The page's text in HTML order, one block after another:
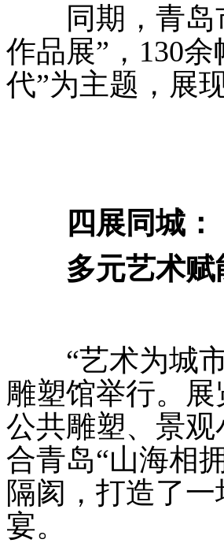
同期，青岛市
作品展”，130
代”为主题，展
四展同城：
多元艺术赋
“艺术为城市
雕塑馆举行。
公共雕塑、景
合青岛“山海相
隔阂，打造了
宴。